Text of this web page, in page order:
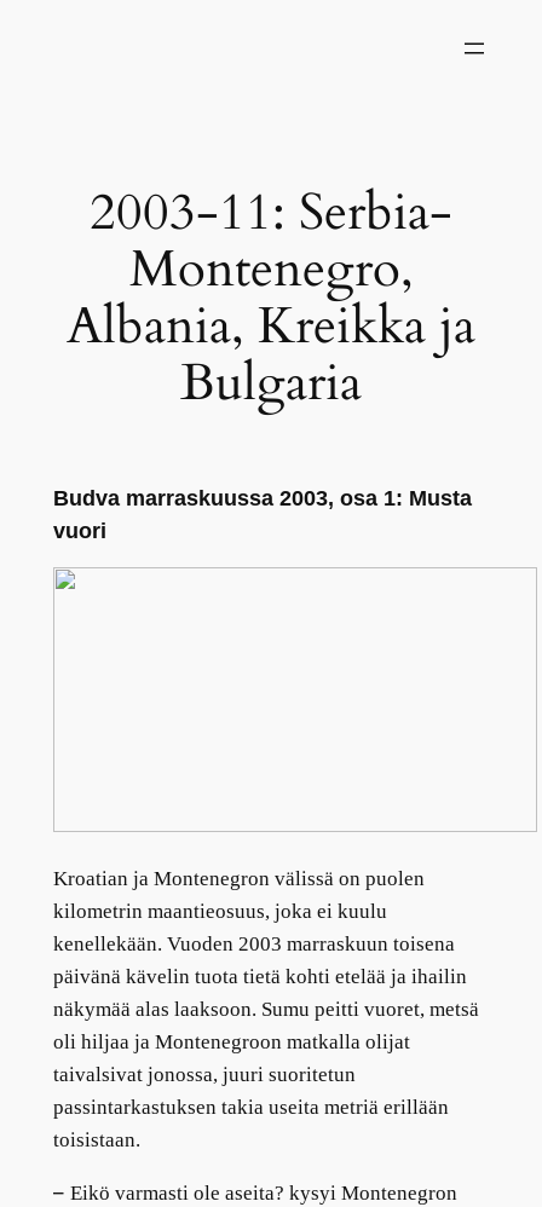
2003-11: Serbia-
Montenegro,
Albania, Kreikka ja
Bulgaria
Budva marraskuussa 2003, osa 1: Musta
vuori
Kroatian ja Montenegron välissä on puolen
kilometrin maantieosuus, joka ei kuulu
kenellekään. Vuoden 2003 marraskuun toisena
päivänä kävelin tuota tietä kohti etelää ja ihailin
näkymää alas laaksoon. Sumu peitti vuoret, metsä
oli hiljaa ja Montenegroon matkalla olijat
taivalsivat jonossa, juuri suoritetun
passintarkastuksen takia useita metriä erillään
toisistaan.
– Eikö varmasti ole aseita? kysyi Montenegron